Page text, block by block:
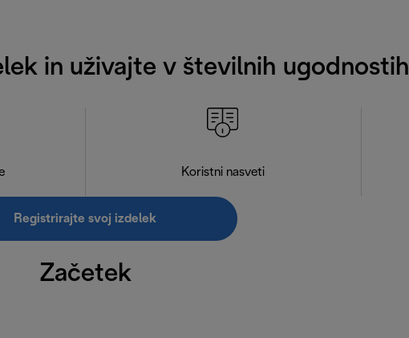
in uživajte v številnih ugodnostih
Koristni nasveti
Registrirajte svoj izdelek
Začetek